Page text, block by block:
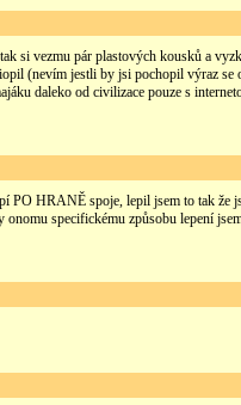
si vezmu pár plastových kousků a
(nevím jestli by jsi pochopil výraz se
daleko od civilizace pouze s
PO HRANĚ spoje, lepil jsem to tak že
specifickému způsobu lepení